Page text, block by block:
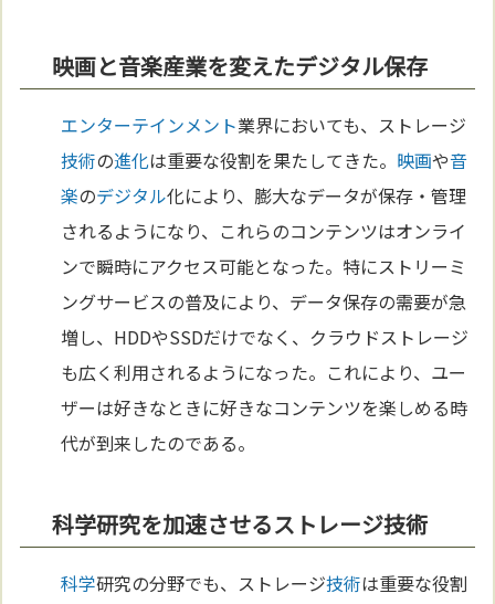
映画と音楽産業を変えたデジタル保存
エンターテインメント業界においても、ストレージ
技術の進化は重要な役割を果たしてきた。 映画や音
楽のデジタル化により、膨大なデータが保存・管理
されるようになり、これらのコンテンツはオンライ
ンで瞬時にアクセス可能となった。特にストリーミ
ングサービスの普及により、データ保存の需要が急
増し、HDDやSSDだけでなく、クラウドストレージ
も広く利用されるようになった。これにより、ユー
ザーは好きなときに好きなコンテンツを楽しめる時
代が到来したのである。
科学研究を加速させるストレージ技術
科学研究の分野でも、ストレージ技術は重要な役割